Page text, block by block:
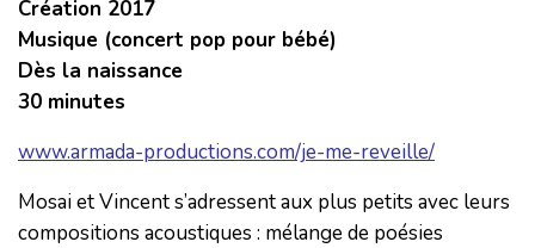
Création 2017
Musique (concert pop pour bébé)
Dès la naissance
30 minutes
www.armada-productions.com/je-me-reveille/
Mosai et Vincent s’adressent aux plus petits avec leurs
compositions acoustiques : mélange de poésies